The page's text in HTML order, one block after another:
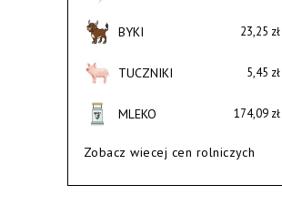
BYKI 23,25 zł
TUCZNIKI 5,45 zł
MLEKO 174,09 zł
Zobacz wiecej cen rolniczych